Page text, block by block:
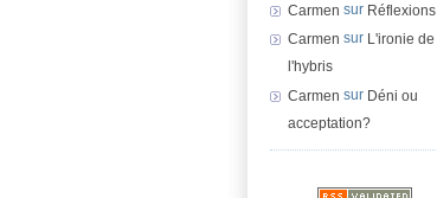
Carmen sur Réflexions
Carmen sur L'ironie de
l'hybris
Carmen sur Déni ou
acceptation?